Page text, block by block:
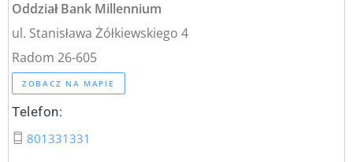
Oddział Bank Millennium
ul. Stanisława Żółkiewskiego 4
Radom 26-605
ZOBACZ NA MAPIE
Telefon:
801331331